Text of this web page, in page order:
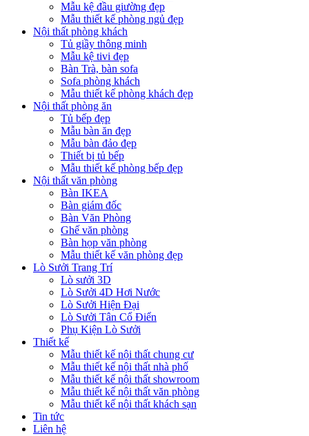
Mẫu kệ đầu giường đẹp
Mẫu thiết kế phòng ngủ đẹp
Nội thất phòng khách
Tủ giầy thông minh
Mẫu kệ tivi đẹp
Bàn Trà, bàn sofa
Sofa phòng khách
Mẫu thiết kế phòng khách đẹp
Nội thất phòng ăn
Tủ bếp đẹp
Mẫu bàn ăn đẹp
Mẫu bàn đảo đẹp
Thiết bị tủ bếp
Mẫu thiết kế phòng bếp đẹp
Nội thất văn phòng
Bàn IKEA
Bàn giám đốc
Bàn Văn Phòng
Ghế văn phòng
Bàn họp văn phòng
Mẫu thiết kế văn phòng đẹp
Lò Sưởi Trang Trí
Lò sưởi 3D
Lò Sưởi 4D Hơi Nước
Lò Sưởi Hiện Đại
Lò Sưởi Tân Cổ Điển
Phụ Kiện Lò Sưởi
Thiết kế
Mẫu thiết kế nội thất chung cư
Mẫu thiết kế nội thất nhà phố
Mẫu thiết kế nội thất showroom
Mẫu thiết kế nội thất văn phòng
Mẫu thiết kế nội thất khách sạn
Tin tức
Liên hệ